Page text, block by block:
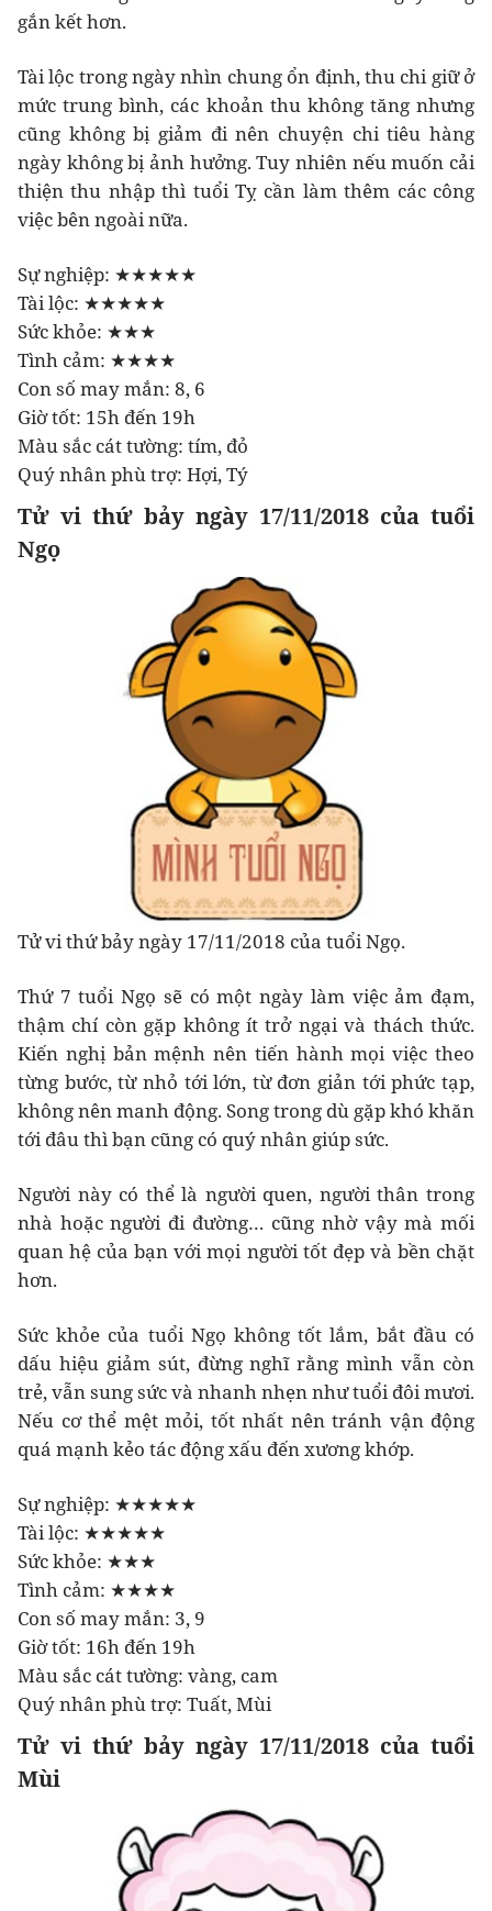
gắn kết hơn.
Tài lộc trong ngày nhìn chung ổn định, thu chi giữ ở
mức trung bình, các khoản thu không tăng nhưng
cũng không bị giảm đi nên chuyện chi tiêu hàng
ngày không bị ảnh hưởng. Tuy nhiên nếu muốn cải
thiện thu nhập thì tuổi Tỵ cần làm thêm các công
việc bên ngoài nữa.
Sự nghiệp: ★★★★★
Tài lộc: ★★★★★
Sức khỏe: ★★★
Tình cảm: ★★★★
Con số may mắn: 8, 6
Giờ tốt: 15h đến 19h
Màu sắc cát tường: tím, đỏ
Quý nhân phù trợ: Hợi, Tý
Tử vi thứ bảy ngày 17/11/2018 của tuổi
Ngọ
Tử vi thứ bảy ngày 17/11/2018 của tuổi Ngọ.
Thứ 7 tuổi Ngọ sẽ có một ngày làm việc ảm đạm,
thậm chí còn gặp không ít trở ngại và thách thức.
Kiến nghị bản mệnh nên tiến hành mọi việc theo
từng bước, từ nhỏ tới lớn, từ đơn giản tới phức tạp,
không nên manh động. Song trong dù gặp khó khăn
tới đâu thì bạn cũng có quý nhân giúp sức.
Người này có thể là người quen, người thân trong
nhà hoặc người đi đường… cũng nhờ vậy mà mối
quan hệ của bạn với mọi người tốt đẹp và bền chặt
hơn.
Sức khỏe của tuổi Ngọ không tốt lắm, bắt đầu có
dấu hiệu giảm sút, đừng nghĩ rằng mình vẫn còn
trẻ, vẫn sung sức và nhanh nhẹn như tuổi đôi mươi.
Nếu cơ thể mệt mỏi, tốt nhất nên tránh vận động
quá mạnh kẻo tác động xấu đến xương khớp.
Sự nghiệp: ★★★★★
Tài lộc: ★★★★★
Sức khỏe: ★★★
Tình cảm: ★★★★
Con số may mắn: 3, 9
Giờ tốt: 16h đến 19h
Màu sắc cát tường: vàng, cam
Quý nhân phù trợ: Tuất, Mùi
Tử vi thứ bảy ngày 17/11/2018 của tuổi
Mùi